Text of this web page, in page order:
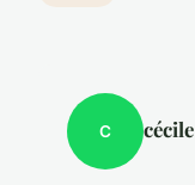
C cécile